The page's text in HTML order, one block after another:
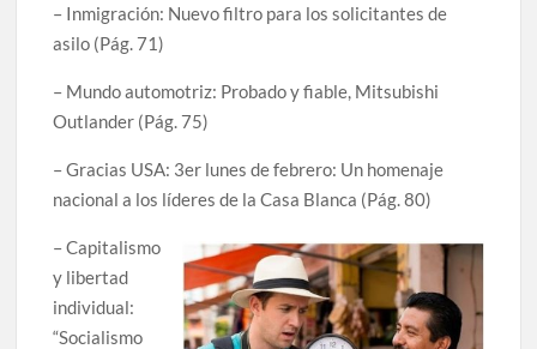
– Inmigración: Nuevo filtro para los solicitantes de
asilo (Pág. 71)
– Mundo automotriz: Probado y fiable, Mitsubishi
Outlander (Pág. 75)
– Gracias USA: 3er lunes de febrero: Un homenaje
nacional a los líderes de la Casa Blanca (Pág. 80)
– Capitalismo
y libertad
individual:
“Socialismo